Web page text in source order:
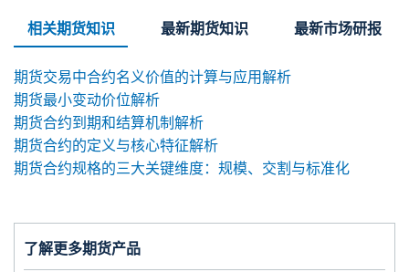
了解更多期货产品
相关期货知识 最新期货知识 最新市场研报
期货交易中合约名义价值的计算与应用解析
期货最小变动价位解析
期货合约到期和结算机制解析
期货合约的定义与核心特征解析
期货合约规格的三大关键维度：规模、交割与标准化